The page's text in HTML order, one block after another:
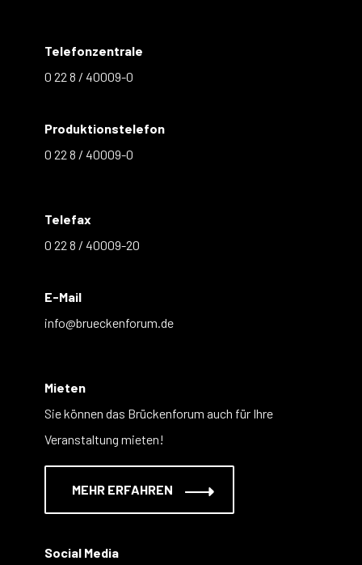
Telefonzentrale
0 22 8 / 40009-0
Produktionstelefon
0 22 8 / 40009-0
Telefax
0 22 8 / 40009-20
E-Mail
info@brueckenforum.de
Mieten
Sie können das Brückenforum auch für Ihre
Veranstaltung mieten!
MEHR ERFAHREN
Social Media